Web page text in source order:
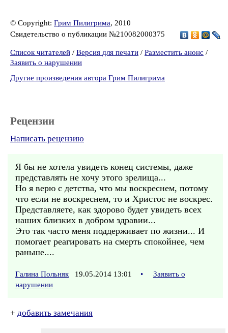
© Copyright: Грим Пилигрима, 2010
Свидетельство о публикации №210082000375
Список читателей / Версия для печати / Разместить анонс /
Заявить о нарушении
Другие произведения автора Грим Пилигрима
Рецензии
Написать рецензию
Я бы не хотела увидеть конец системы, даже
представлять не хочу этого зрелища...
Но я верю с детства, что мы воскреснем, потому
что если не воскреснем, то и Христос не воскрес.
Представляете, как здорово будет увидеть всех
наших близких в добром здравии...
Это так часто меня поддерживает по жизни... И
помогает реагировать на смерть спокойнее, чем
раньше....
Галина Польняк 19.05.2014 13:01 •
Заявить о
нарушении
+ добавить замечания